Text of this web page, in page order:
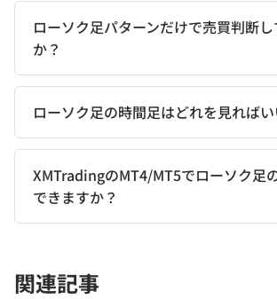
ローソク足パターンだけで売買判断
か？
ローソク足の時間足はどれを見れば
XMTradingのMT4/MT5でローソク足
できますか？
関連記事